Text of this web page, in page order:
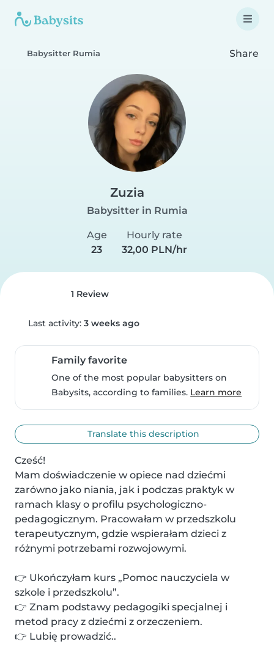
Babysitter Rumia Share
Zuzia
Babysitter in Rumia
Age
23
Hourly rate
32,00 PLN/hr
1 Review
Last activity: 3 weeks ago
Family favorite
One of the most popular babysitters on
Babysits, according to families. Learn more
Translate this description
Cześć!
Mam doświadczenie w opiece nad dziećmi
zarówno jako niania, jak i podczas praktyk w
ramach klasy o profilu psychologiczno-
pedagogicznym. Pracowałam w przedszkolu
terapeutycznym, gdzie wspierałam dzieci z
różnymi potrzebami rozwojowymi.
👉 Ukończyłam kurs „Pomoc nauczyciela w
szkole i przedszkolu”.
👉 Znam podstawy pedagogiki specjalnej i
metod pracy z dziećmi z orzeczeniem.
👉 Lubię prowadzić..